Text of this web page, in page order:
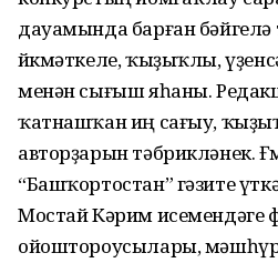
дауамында барған бәйгелә
йөкмәткеле, ҡыҙыҡлы,
менән сығыш яһаны.
ҡатнашҡан иң сағыу,
авторҙарын тәбрикләнек.
“Башҡортостан” гәзите
Мостай Кәрим исемендәге
ойоштороусылары,